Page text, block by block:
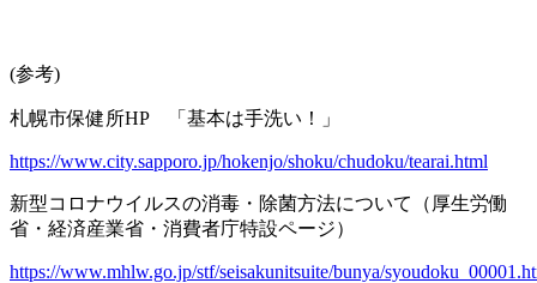
(参考)
札幌市保健所HP 「基本は手洗い！」
https://www.city.sapporo.jp/hokenjo/shoku/chudoku/tearai.html
新型コロナウイルスの消毒・除菌方法について（厚生労働
省・経済産業省・消費者庁特設ページ）
https://www.mhlw.go.jp/stf/seisakunitsuite/bunya/